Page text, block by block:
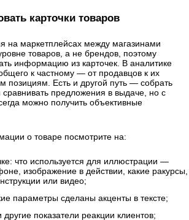
карточки товаров
на маркетплейсах между магазинами
товаров, а не брендов, поэтому
информацию из карточек. В аналитике
к частному — от продавцов к их
позициям. Есть и другой путь — собрать
предложения в выдаче, но с
можно получить объективные
о товаре посмотрите на:
что используется для иллюстрации —
изображение в действии, какие ракурсы,
или видео;
параметры сделаны акценты в тексте;
показатели реакции клиентов;